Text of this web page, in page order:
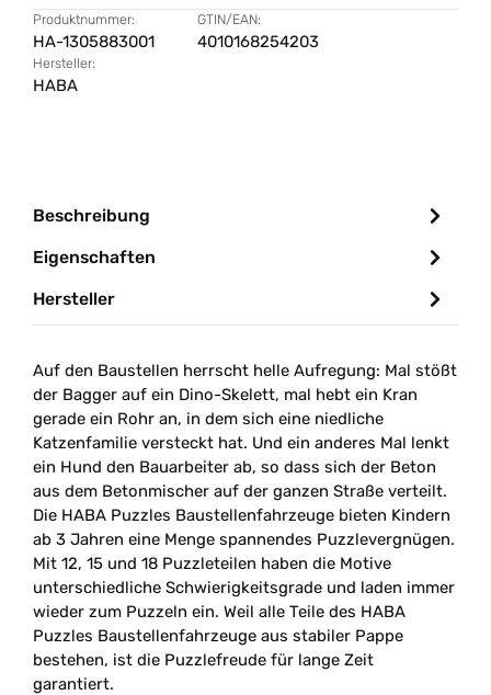
Produktnummer:
HA-1305883001
GTIN/EAN:
4010168254203
Hersteller:
HABA
Beschreibung
Eigenschaften
Hersteller
Auf den Baustellen herrscht helle Aufregung: Mal stößt
der Bagger auf ein Dino-Skelett, mal hebt ein Kran
gerade ein Rohr an, in dem sich eine niedliche
Katzenfamilie versteckt hat. Und ein anderes Mal lenkt
ein Hund den Bauarbeiter ab, so dass sich der Beton
aus dem Betonmischer auf der ganzen Straße verteilt.
Die HABA Puzzles Baustellenfahrzeuge bieten Kindern
ab 3 Jahren eine Menge spannendes Puzzlevergnügen.
Mit 12, 15 und 18 Puzzleteilen haben die Motive
unterschiedliche Schwierigkeitsgrade und laden immer
wieder zum Puzzeln ein. Weil alle Teile des HABA
Puzzles Baustellenfahrzeuge aus stabiler Pappe
bestehen, ist die Puzzlefreude für lange Zeit
garantiert.